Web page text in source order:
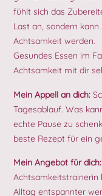
fühlt sich das
Last an, sondern
Achtsamkeit werden.
Gesundes Essen im
Achtsamkeit mit dir
Mein Appell an dich:
Tagesablauf. Was
echte Pause zu
beste Rezept für ein
Mein Angebot für dich:
Achtsamkeitstrainerin
Alltag entspannter